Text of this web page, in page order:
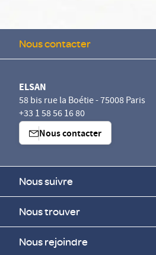
vous appartiennent
site des cookies destinés à son bon
Nous contacter
ELSAN
58 bis rue la Boétie - 75008 Paris
+33 1 58 56 16 80
Nous contacter
Nous suivre
Nous trouver
Nous rejoindre